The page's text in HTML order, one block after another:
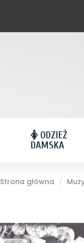
ODZIEŻ
DAMSKA
Strona główna